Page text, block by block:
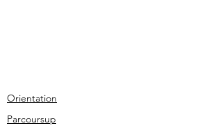
Orientation
Parcoursup